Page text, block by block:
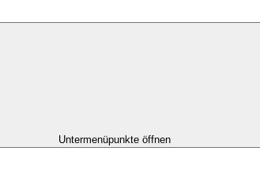
Untermenüpunkte öffnen